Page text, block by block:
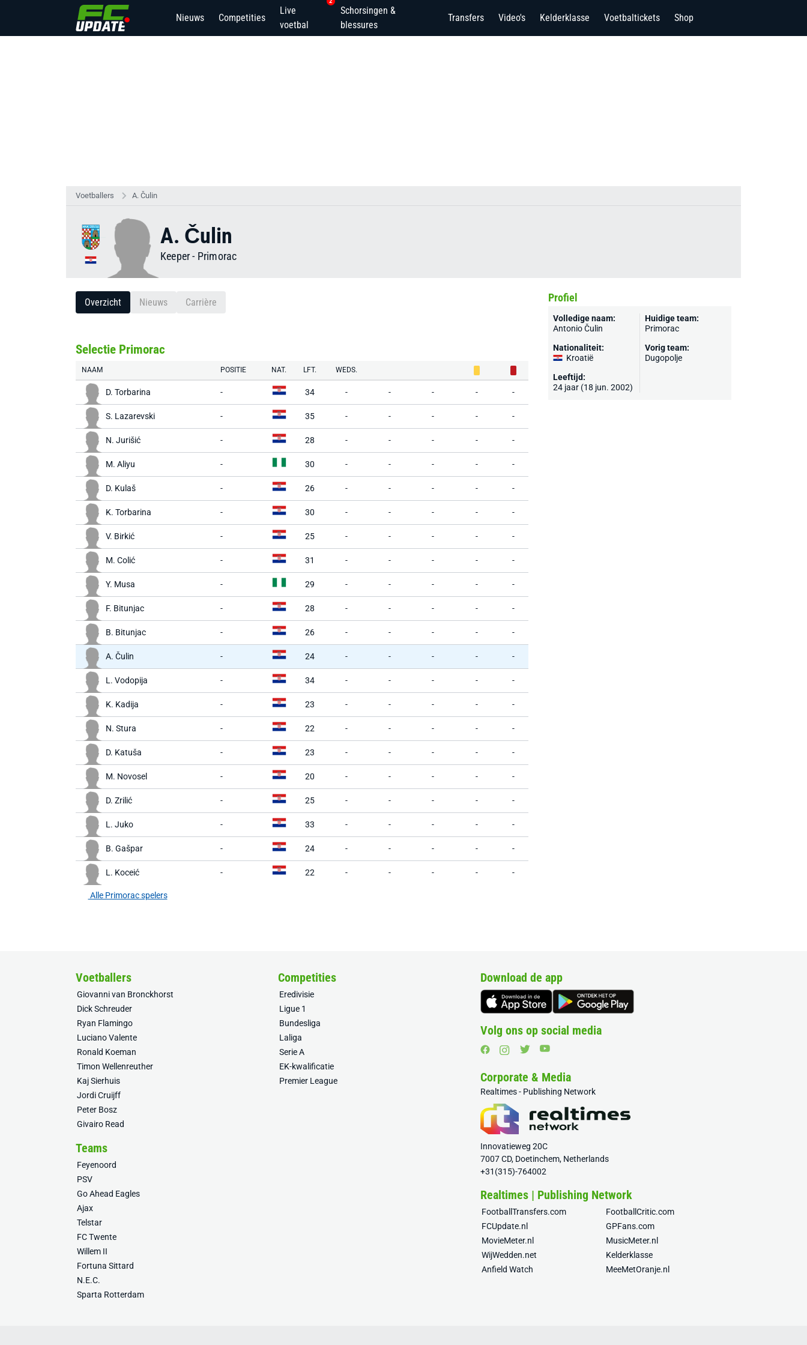
Nieuws Competities
Live
voetbal
Schorsingen &
blessures
Transfers Video's Kelderklasse Voetbaltickets Shop
Voetballers A. Čulin
A. Čulin
Keeper- Primorac
Overzicht Nieuws Carrière
Selectie Primorac
NAAM POSITIE NAT. LFT. WEDS.
D. Torbarina - 34 - - - - -
S. Lazarevski - 35 - - - - -
N. Jurišić - 28 - - - - -
M. Aliyu - 30 - - - - -
D. Kulaš - 26 - - - - -
K. Torbarina - 30 - - - - -
V. Birkić - 25 - - - - -
M. Colić - 31 - - - - -
Y. Musa - 29 - - - - -
F. Bitunjac - 28 - - - - -
B. Bitunjac - 26 - - - - -
A. Čulin - 24 - - - - -
L. Vodopija - 34 - - - - -
K. Kadija - 23 - - - - -
N. Stura - 22 - - - - -
D. Katuša - 23 - - - - -
M. Novosel - 20 - - - - -
D. Zrilić - 25 - - - - -
L. Juko - 33 - - - - -
B. Gašpar - 24 - - - - -
L. Koceić - 22 - - - - -
Alle Primorac spelers
Profiel
Volledige naam:
Antonio Čulin
Nationaliteit:
Kroatië
Leeftijd:
24 jaar (18 jun. 2002)
Huidige team:
Primorac
Vorig team:
Dugopolje
Voetballers
Giovanni van Bronckhorst
Dick Schreuder
Ryan Flamingo
Luciano Valente
Ronald Koeman
Timon Wellenreuther
Kaj Sierhuis
Jordi Cruijff
Peter Bosz
Givairo Read
Competities
Eredivisie
Ligue 1
Bundesliga
Laliga
Serie A
EK-kwalificatie
Premier League
Teams
Feyenoord
PSV
Go Ahead Eagles
Ajax
Telstar
FC Twente
Willem II
Fortuna Sittard
N.E.C.
Sparta Rotterdam
Download de app
Volg ons op social media
Corporate & Media
Realtimes - Publishing Network
Innovatieweg 20C
7007 CD, Doetinchem, Netherlands
+31(315)-764002
Realtimes | Publishing Network
FootballTransfers.com
FootballCritic.com
FCUpdate.nl
GPFans.com
MovieMeter.nl
MusicMeter.nl
WijWedden.net
Kelderklasse
Anfield Watch
MeeMetOranje.nl